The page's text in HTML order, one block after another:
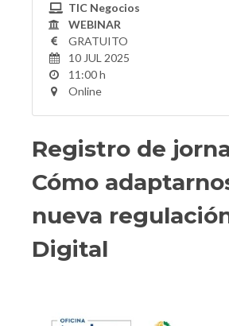
TIC Negocios
WEBINAR
GRATUITO
10 JUL 2025
11:00 h
Online
Registro de
Cómo
nueva
Digital